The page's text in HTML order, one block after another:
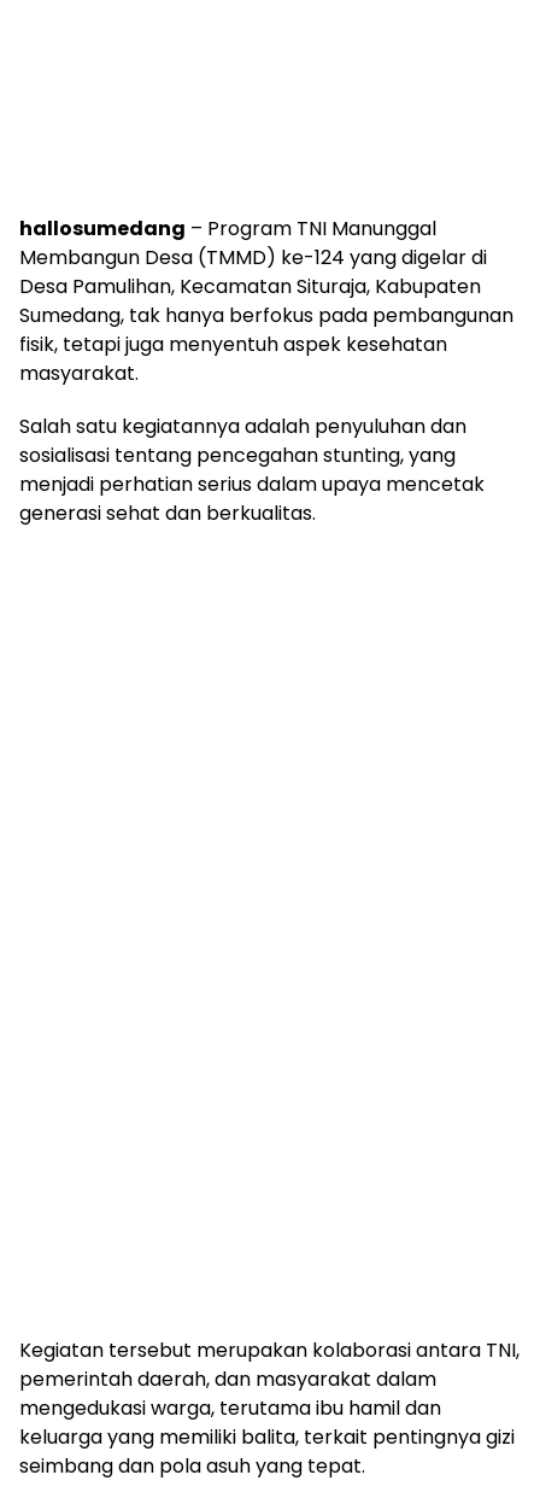
hallosumedang – Program TNI Manunggal
Membangun Desa (TMMD) ke-124 yang digelar di
Desa Pamulihan, Kecamatan Situraja, Kabupaten
Sumedang, tak hanya berfokus pada pembangunan
fisik, tetapi juga menyentuh aspek kesehatan
masyarakat.
Salah satu kegiatannya adalah penyuluhan dan
sosialisasi tentang pencegahan stunting, yang
menjadi perhatian serius dalam upaya mencetak
generasi sehat dan berkualitas.
Kegiatan tersebut merupakan kolaborasi antara TNI,
pemerintah daerah, dan masyarakat dalam
mengedukasi warga, terutama ibu hamil dan
keluarga yang memiliki balita, terkait pentingnya gizi
seimbang dan pola asuh yang tepat.